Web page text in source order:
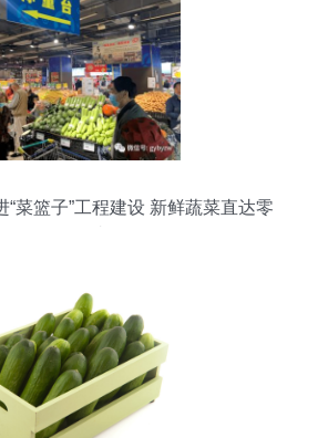
“菜篮子”工程建设 新鲜蔬菜直达零